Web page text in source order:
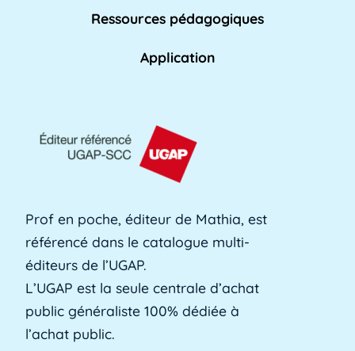
chargée de soutenir l'apprentissage et les [...]
L'AFPA, ou Association nationale pour la
formation professionnelle des adultes, est une
Alerte précoce
L'alerte précoce est un outil en ligne que les
établissements utilisent pour identifier les [...]
Lire plus »
Ressources pédagogiques
Application
Prof en poche, éditeur de Mathia, est
référencé dans le catalogue multi-
éditeurs de l’UGAP.
L’UGAP est la seule centrale d’achat
public généraliste 100% dédiée à
l’achat public.